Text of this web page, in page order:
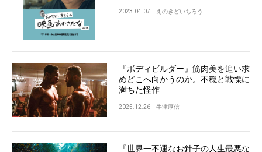
2023.04.07 えのきどいちろう
『ボディビルダー』筋肉美を追い求
めどこへ向かうのか。不穏と戦慄に
満ちた怪作
2025.12.26 牛津厚信
『世界一不運なお針子の人生最悪な